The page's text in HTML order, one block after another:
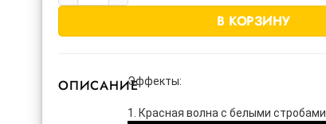
В КОРЗИНУ
ОПИСАНИЕЭффекты:
1. Красная волна с белыми стробами.